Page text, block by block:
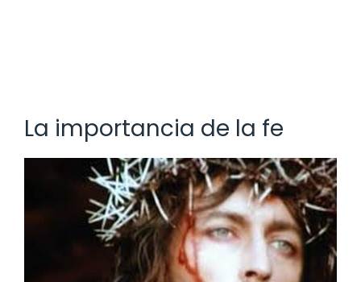
La importancia de la fe